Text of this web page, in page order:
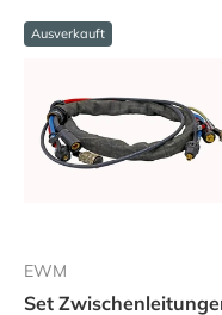
Ausverkauft
EWM
Set